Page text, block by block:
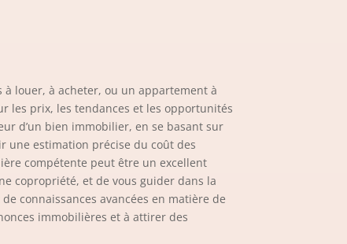
louer, à acheter, ou un appartement à
les prix, les tendances et les opportunités
d’un bien immobilier, en se basant sur
une estimation précise du coût des
compétente peut être un excellent
copropriété, et de vous guider dans la
connaissances avancées en matière de
immobilières et à attirer des